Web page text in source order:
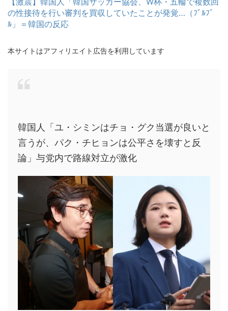
の性接待を行い審判を買収していたことが発覚…（ﾌﾞﾙﾌﾞ
ﾙ」＝韓国の反応
本サイトはアフィリエイト広告を利用しています
韓国人「ユ・シミンはチョ・グク当選が良いと
言うが、パク・チヒョンは公平さを壊すと反
論」与党内で路線対立が激化